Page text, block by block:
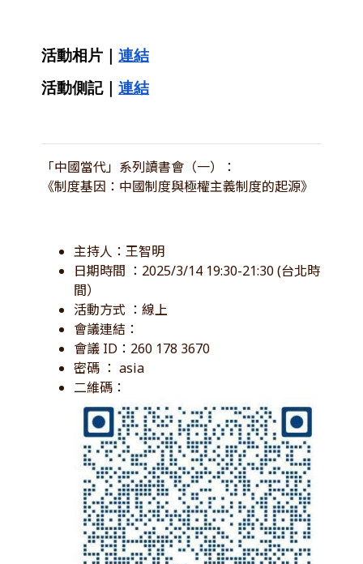
活動相片｜連結
活動側記｜連結
「中國當代」系列讀書會（一）：
《制度基因：中國制度與極權主義制度的起源》
主持人：王智明
日期時間 ：2025/3/14 19:30-21:30 (台北時
間）
活動方式 ：線上
會議連結：
會議 ID：260 178 3670
密碼 ： asia
二維碼：